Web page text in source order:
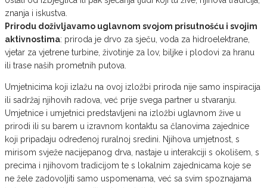
znanja i iskustva.
Prirodu doživljavamo uglavnom svojom prisutnošću i svojim
aktivnostima: priroda je drvo za sječu, voda za hidroelektrane,
vjetar za vjetrene turbine, životinje za lov, biljke i plodovi za hranu
ili trase naših prometnih putova.
Umjetnicima koji izlažu na ovoj izložbi priroda nije samo inspiracija
ili sadržaj njihovih radova, već prije svega partner u stvaranju.
Umjetnice i umjetnici predstavljeni na izložbi uglavnom žive u
prirodi ili su barem u izravnom kontaktu sa članovima zajednice
koji pripadaju određenoj ruralnoj sredini. Njihova umjetnost, s
mirisom svježe nacijepanog drva, nastaje u interakciji s okolišem, s
precima i njihovom tradicijom te s lokalnim zajednicama koje se
ne žele zadovoljiti samo uspomenama, već sa svim spoznajama